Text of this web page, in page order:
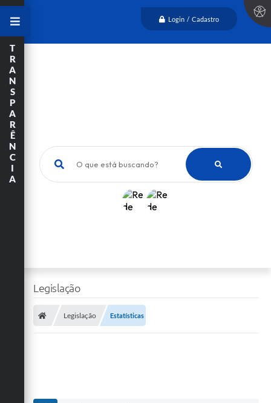
Login / Cadastro
O que está buscando?
T
R
A
N
S
P
A
R
Ê
N
C
I
A
Legislação
Legislação Estatísticas